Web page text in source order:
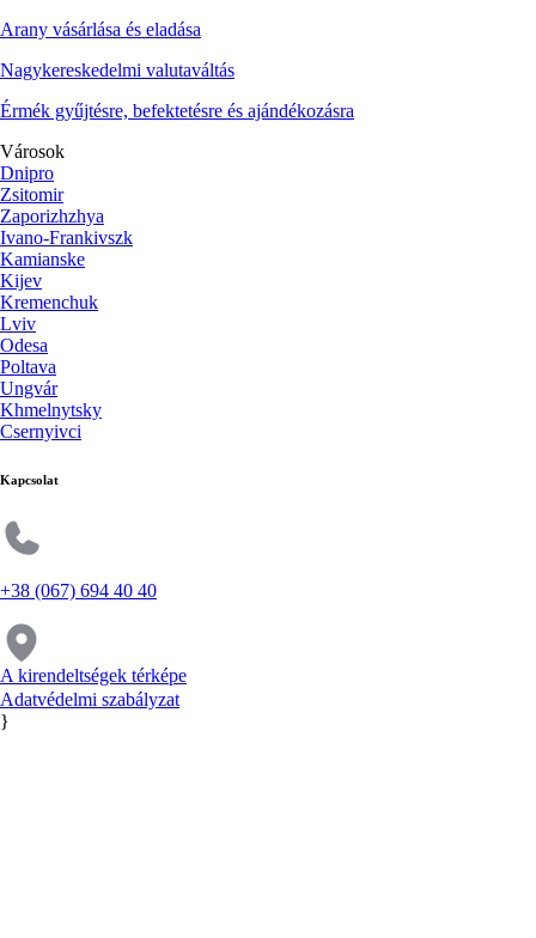
Arany vásárlása és eladása
Nagykereskedelmi valutaváltás
Érmék gyűjtésre, befektetésre és ajándékozásra
Városok
Dnipro
Zsitomir
Zaporizhzhya
Ivano-Frankivszk
Kamianske
Kijev
Kremenchuk
Lviv
Odesa
Poltava
Ungvár
Khmelnytsky
Csernyivci
Kapcsolat
+38 (067) 694 40 40
A kirendeltségek térképe
Adatvédelmi szabályzat
}